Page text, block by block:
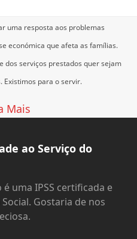
uma resposta aos problemas
económica que afeta as famílias.
dos serviços prestados quer sejam
Existimos para o servir.
Mais
ao Serviço do
é uma IPSS certificada e
Gostaria de nos